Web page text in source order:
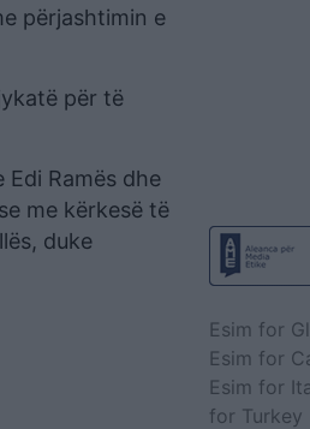
përjashtimin e
për të
Ramës dhe
me kërkesë të
duke
Esim for
Esim for
Esim for
for Turkey